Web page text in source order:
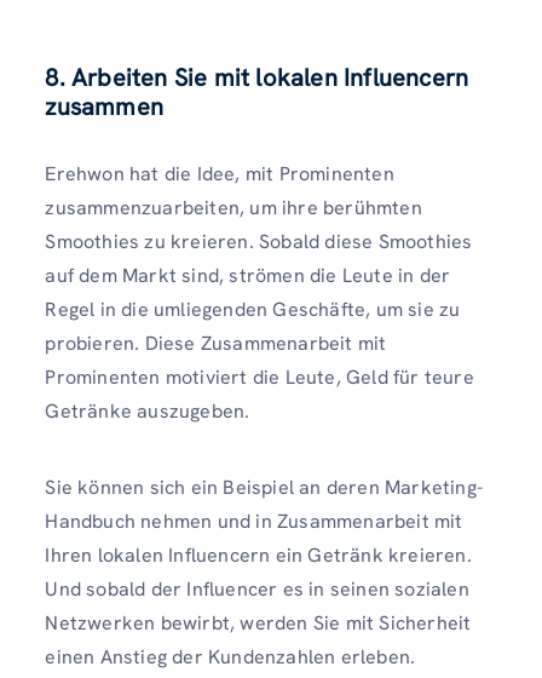
8. Arbeiten Sie mit lokalen Influencern
zusammen
Erehwon hat die Idee, mit Prominenten
zusammenzuarbeiten, um ihre berühmten
Smoothies zu kreieren. Sobald diese Smoothies
auf dem Markt sind, strömen die Leute in der
Regel in die umliegenden Geschäfte, um sie zu
probieren. Diese Zusammenarbeit mit
Prominenten motiviert die Leute, Geld für teure
Getränke auszugeben.
Sie können sich ein Beispiel an deren Marketing-
Handbuch nehmen und in Zusammenarbeit mit
Ihren lokalen Influencern ein Getränk kreieren.
Und sobald der Influencer es in seinen sozialen
Netzwerken bewirbt, werden Sie mit Sicherheit
einen Anstieg der Kundenzahlen erleben.